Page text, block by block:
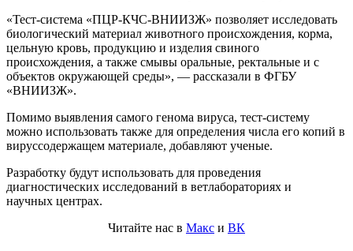
«Тест-система «ПЦР-КЧС-ВНИИЗЖ» позволяет исследовать
биологический материал животного происхождения, корма,
цельную кровь, продукцию и изделия свиного
происхождения, а также смывы оральные, ректальные и с
объектов окружающей среды», — рассказали в ФГБУ
«ВНИИЗЖ».
Помимо выявления самого генома вируса, тест-систему
можно использовать также для определения числа его копий в
вируссодержащем материале, добавляют ученые.
Разработку будут использовать для проведения
диагностических исследований в ветлабораториях и
научных центрах.
Читайте нас в Макс и ВК